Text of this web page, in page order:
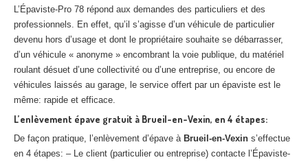
L’Épaviste-Pro 78 répond aux demandes des particuliers et des
professionnels. En effet, qu’il s’agisse d’un véhicule de particulier
devenu hors d’usage et dont le propriétaire souhaite se débarrasser,
d’un véhicule « anonyme » encombrant la voie publique, du matériel
roulant désuet d’une collectivité ou d’une entreprise, ou encore de
véhicules laissés au garage, le service offert par un épaviste est le
même: rapide et efficace.
L’enlèvement épave gratuit à Brueil-en-Vexin, en 4 étapes:
De façon pratique, l’enlèvement d’épave àBrueil-en-Vexin s’effectue
en 4 étapes: – Le client (particulier ou entreprise) contacte l’Épaviste-